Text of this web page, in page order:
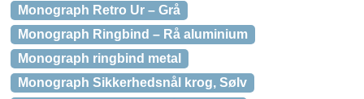
Monograph Retro Ur – Grå
Monograph Ringbind – Rå aluminium
Monograph ringbind metal
Monograph Sikkerhedsnål krog, Sølv